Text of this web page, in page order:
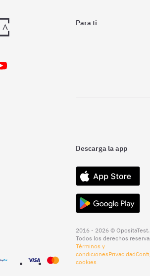
Para ti
Descarga la app
2016 - 2026 © OpositaTest.
Todos los derechos
Términos y
condicionesPrivacidad
cookies